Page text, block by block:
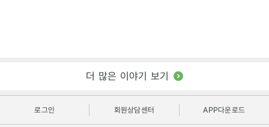
더 많은 이야기 보기
로그인 회원상담센터 APP다운로드